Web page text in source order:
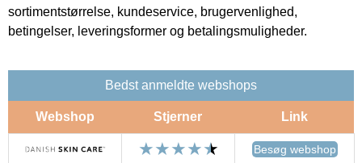
sortimentstørrelse, kundeservice, brugervenlighed,
betingelser, leveringsformer og betalingsmuligheder.
Bedst anmeldte webshops
Webshop Stjerner Link
Besøg webshop